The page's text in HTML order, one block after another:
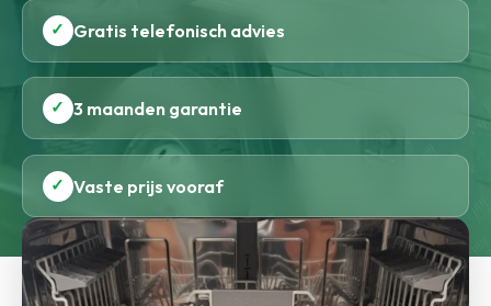
✓ Gratis telefonisch advies
✓ 3 maanden garantie
✓ Vaste prijs vooraf